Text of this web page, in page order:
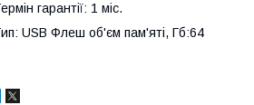
гарантії: 1 міс.
USB Флеш об'єм пам'яті, Гб:64